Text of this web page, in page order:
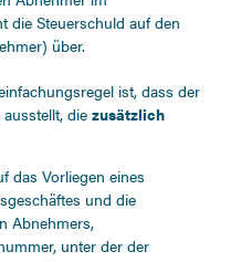
die Steuerschuld auf den
über.
ist, dass der
ausstellt, die zusätzlich
das Vorliegen eines
und die
Abnehmers,
unter der der